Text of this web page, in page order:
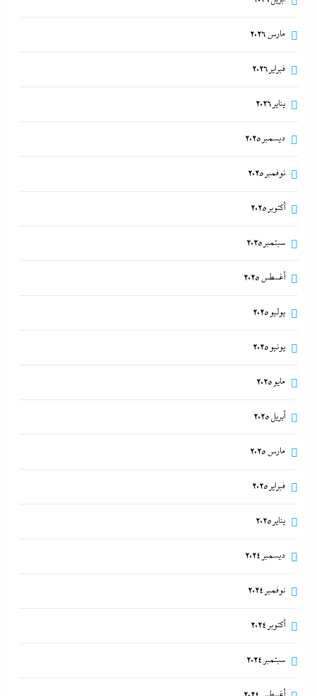
مارس 2026
فبراير 2026
يناير 2026
ديسمبر 2025
نوفمبر 2025
أكتوبر 2025
سبتمبر 2025
أغسطس 2025
يوليو 2025
يونيو 2025
مايو 2025
أبريل 2025
مارس 2025
فبراير 2025
يناير 2025
ديسمبر 2024
نوفمبر 2024
أكتوبر 2024
سبتمبر 2024